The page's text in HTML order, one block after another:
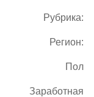
Рубрика:
Регион:
Пол
Заработная